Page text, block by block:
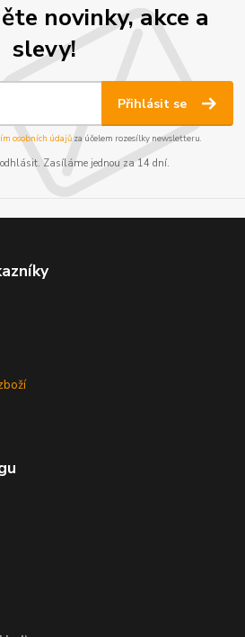
novinky, akce a
slevy!
Přihlásit se
osobních údajůza účelem rozesílky newsletteru.
odhlásit. Zasíláme jednou za 14 dní.